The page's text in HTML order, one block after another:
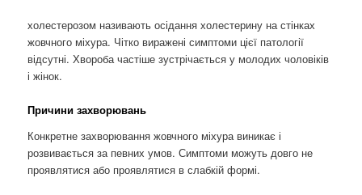
холестерозом називають осідання холестерину на стінках
жовчного міхура. Чітко виражені симптоми цієї патології
відсутні. Хвороба частіше зустрічається у молодих чоловіків
і жінок.
Причини захворювань
Конкретне захворювання жовчного міхура виникає і
розвивається за певних умов. Симптоми можуть довго не
проявлятися або проявлятися в слабкій формі.